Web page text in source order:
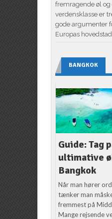
fremragende øl og
verdensklasse er
gode argumenter
Europas
BANGKOK
Guide: Tag
ultimative
Bangkok
Når man hører
tænker man
fremmest på
Mange rejsende